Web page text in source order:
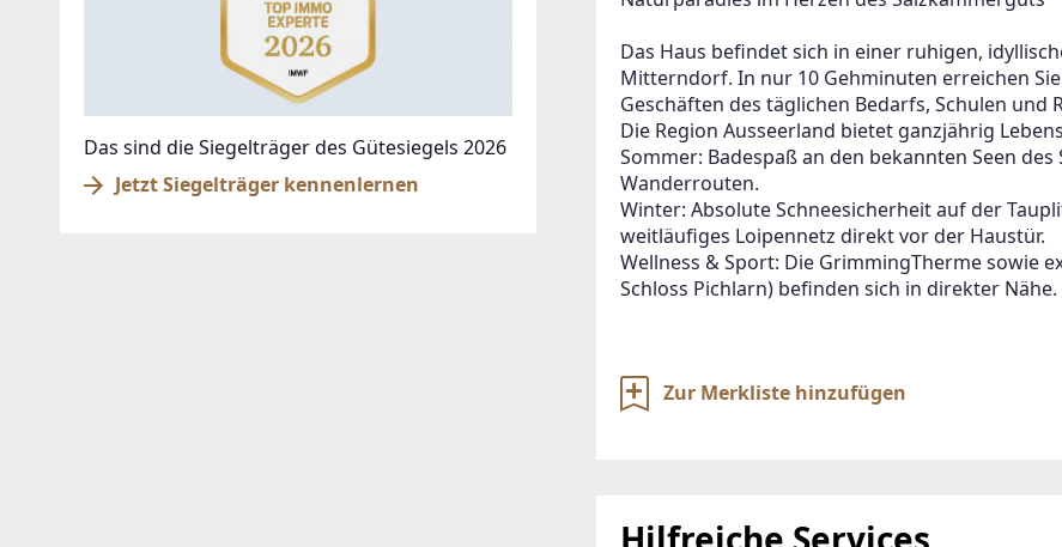
Das Haus befindet sich in einer ruhigen,
Mitterndorf. In nur 10 Gehminuten erreichen
Geschäften des täglichen Bedarfs, Schulen und
Die Region Ausseerland bietet ganzjährig
Sommer: Badespaß an den bekannten Seen
Wanderrouten.
Winter: Absolute Schneesicherheit auf der
weitläufiges Loipennetz direkt vor der Haustür.
Wellness & Sport: Die GrimmingTherme sowie
Schloss Pichlarn) befinden sich in direkter Nähe.
Zur Merkliste hinzufügen
Das sind die Siegelträger des Gütesiegels 2026
Jetzt Siegelträger kennenlernen